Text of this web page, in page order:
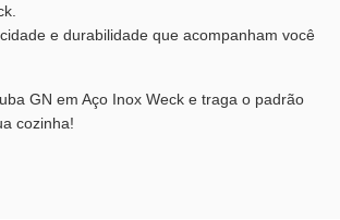
e durabilidade que acompanham você
GN em Aço Inox Weck e traga o padrão
cozinha!